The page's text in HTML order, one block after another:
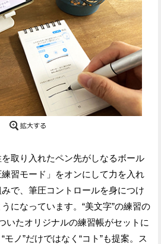
を取り入れたペン先がしなるボール
習モード」をオンにして力を入れ
で、筆圧コントロールを身につけ
になっています。“美文字”の練習の
いたオリジナルの練習帳がセットに
ノ”だけではなく“コト”も提案。ス